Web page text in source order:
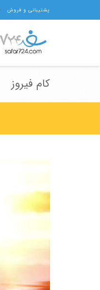
پشتیبانی و فروش
کام فیروز